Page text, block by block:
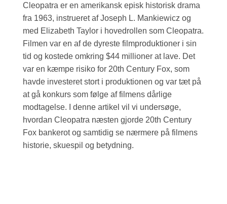
Cleopatra er en amerikansk episk historisk drama
fra 1963, instrueret af Joseph L. Mankiewicz og
med Elizabeth Taylor i hovedrollen som Cleopatra.
Filmen var en af de dyreste filmproduktioner i sin
tid og kostede omkring $44 millioner at lave. Det
var en kæmpe risiko for 20th Century Fox, som
havde investeret stort i produktionen og var tæt på
at gå konkurs som følge af filmens dårlige
modtagelse. I denne artikel vil vi undersøge,
hvordan Cleopatra næsten gjorde 20th Century
Fox bankerot og samtidig se nærmere på filmens
historie, skuespil og betydning.